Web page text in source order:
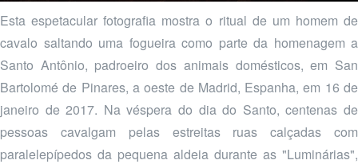
Esta espetacular fotografia mostra o ritual de um homem de
cavalo saltando uma fogueira como parte da homenagem a
Santo Antônio, padroeiro dos animais domésticos, em San
Bartolomé de Pinares, a oeste de Madrid, Espanha, em 16 de
janeiro de 2017. Na véspera do dia do Santo, centenas de
pessoas cavalgam pelas estreitas ruas calçadas com
paralelepípedos da pequena aldeia durante as "Luminárias",